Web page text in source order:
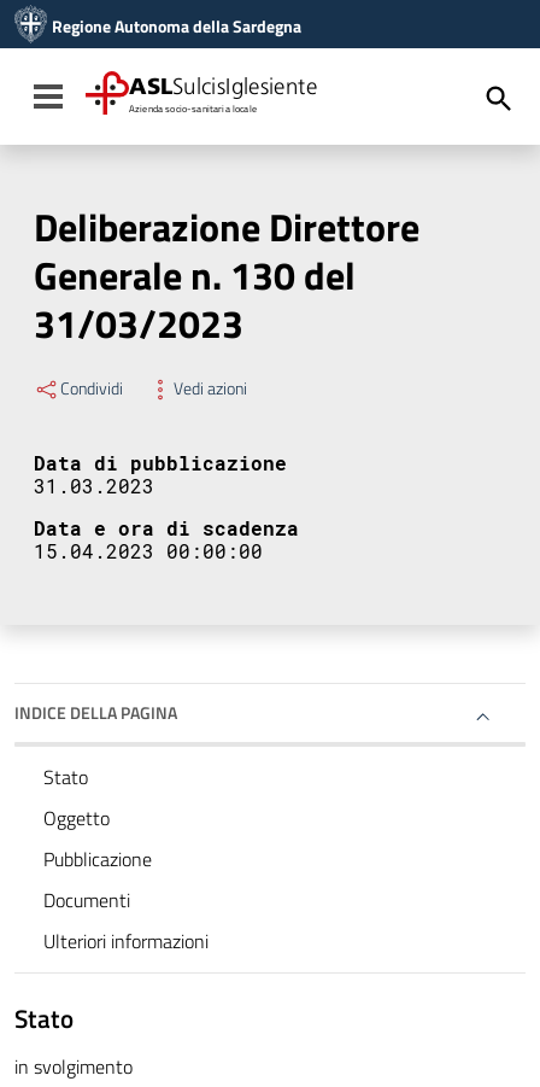
Vai al menu di navigazione
Vai al footer
Regione Autonoma della Sardegna
Toggle navigation
ASLSulcisIglesiente
Azienda socio-sanitaria locale
Deliberazione Direttore
Generale n. 130 del
31/03/2023
Condividi Vedi azioni
Data di pubblicazione
31.03.2023
Data e ora di scadenza
15.04.2023 00:00:00
INDICE DELLA PAGINA
Stato
Oggetto
Pubblicazione
Documenti
Ulteriori informazioni
Stato
in svolgimento